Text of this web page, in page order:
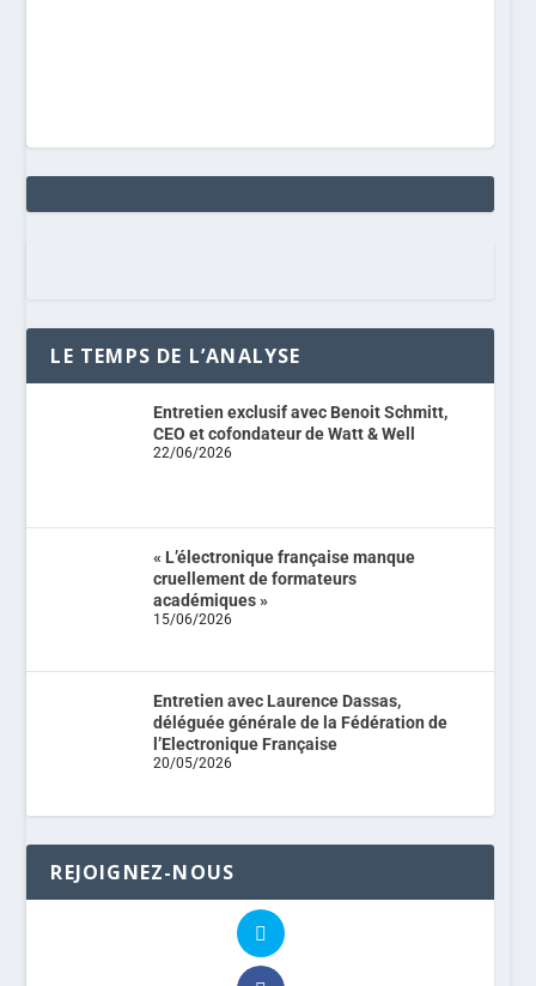
LE TEMPS DE L’ANALYSE
Entretien exclusif avec Benoit Schmitt,
CEO et cofondateur de Watt & Well
22/06/2026
« L’électronique française manque
cruellement de formateurs
académiques »
15/06/2026
Entretien avec Laurence Dassas,
déléguée générale de la Fédération de
l’Electronique Française
20/05/2026
REJOIGNEZ-NOUS